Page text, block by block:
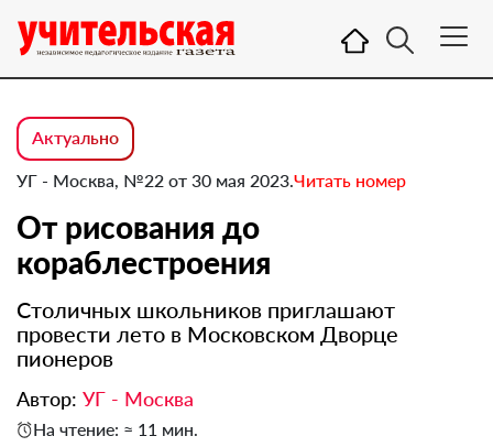
Актуально
УГ - Москва, №22 от 30 мая 2023.Читать номер
От рисования до
кораблестроения
Столичных школьников приглашают
провести лето в Московском Дворце
пионеров
Автор: УГ - Москва
На чтение: ≈ 11 мин.